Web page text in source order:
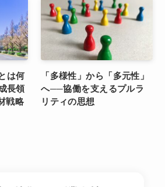
は何
長領
戦略
「多様性」から「多元性」
へ──協働を支えるプルラ
リティの思想